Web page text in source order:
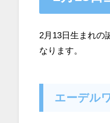
2月13日生まれの
なります。
エーデル